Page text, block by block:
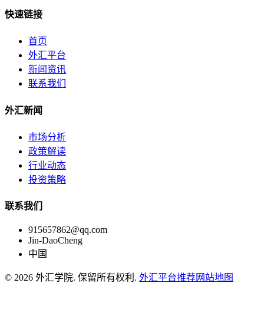
快速链接
首页
外汇平台
新闻资讯
联系我们
外汇新闻
市场分析
政策解读
行业动态
投资策略
联系我们
915657862@qq.com
Jin-DaoCheng
中国
© 2026 外汇学院. 保留所有权利. 外汇平台推荐网站地图